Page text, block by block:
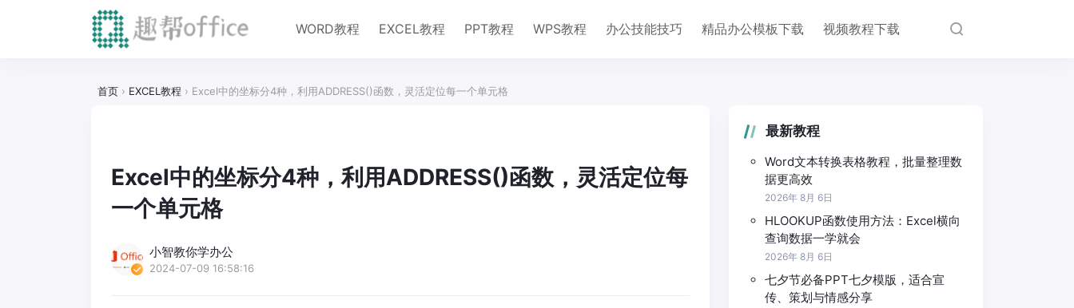
WORD教程 EXCEL教程 PPT教程 WPS教程 办公技能技巧 精品办公模板下载 视频教程下载
首页 › EXCEL教程 › Excel中的坐标分4种，利用ADDRESS()函数，灵活定位每一个单元格
Excel中的坐标分4种，利用ADDRESS()函数，灵活定位每
一个单元格
小智教你学办公
2024-07-09 16:58:16
最新教程
Word文本转换表格教程，批量整理数
据更高效
2026年 8月 6日
HLOOKUP函数使用方法：Excel横向
查询数据一学就会
2026年 8月 6日
七夕节必备PPT七夕模版，适合宣
传、策划与情感分享